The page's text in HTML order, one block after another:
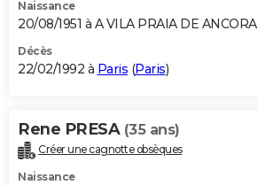
Naissance
20/08/1951 à A VILA PRAIA DE ANCORA
Décès
22/02/1992 à Paris (Paris)
Rene PRESA (35 ans)
Créer une cagnotte obsèques
Naissance